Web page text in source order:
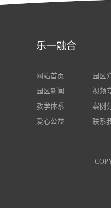
乐一融合
网站首页
园区
园区新闻
视频
教学体系
案例
爱心公益
联系